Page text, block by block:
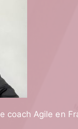
coach Agile en